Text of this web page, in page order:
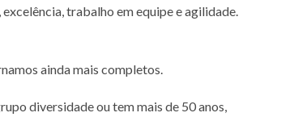
trabalho em equipe e agilidade.
ainda mais completos.
diversidade ou tem mais de 50 anos,